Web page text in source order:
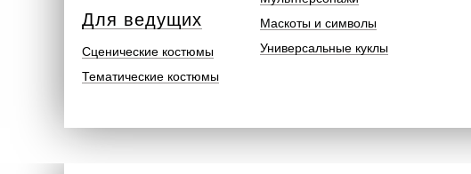
Маскоты и символы
Универсальные куклы
Сценические костюмы
Тематические костюмы
Для ведущих